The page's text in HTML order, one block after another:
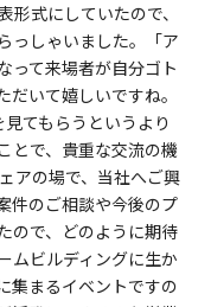
形式にしていたので、
っしゃいました。「ア
って来場者が自分ゴト
いて嬉しいですね。
てもらうというより
とで、貴重な交流の機
アの場で、当社へご興
件のご相談や今後のプ
ので、どのように期待
ムビルディングに生か
集まるイベントですの